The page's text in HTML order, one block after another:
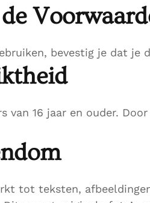
bevestig je dat je
van 16 jaar en ouder.
tot teksten,